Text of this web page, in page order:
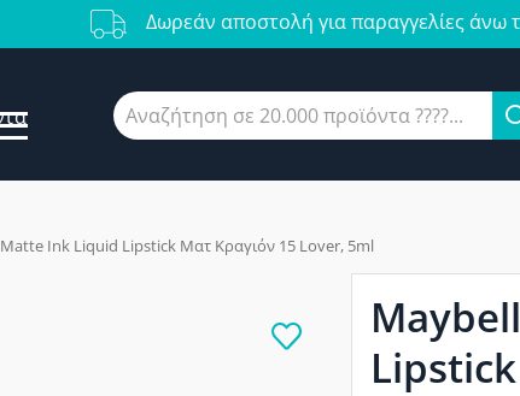
Δωρεάν αποστολή για παραγγελίες άνω
Ink Liquid Lipstick Ματ Κραγιόν 15 Lover, 5ml